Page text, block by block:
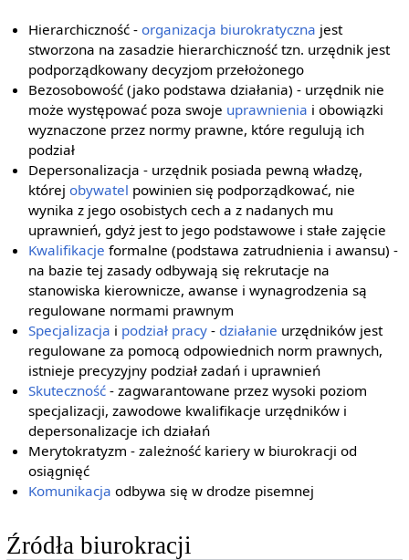
Hierarchiczność -organizacja biurokratyczna jest
stworzona na zasadzie hierarchiczność tzn. urzędnik jest
podporządkowany decyzjom przełożonego
Bezosobowość (jako podstawa działania) - urzędnik nie
może występować poza swoje uprawnienia i obowiązki
wyznaczone przez normy prawne, które regulują ich
podział
Depersonalizacja - urzędnik posiada pewną władzę,
którejobywatel powinien się podporządkować, nie
wynika z jego osobistych cech a z nadanych mu
uprawnień, gdyż jest to jego podstawowe i stałe zajęcie
Kwalifikacje formalne (podstawa zatrudnienia i awansu) -
na bazie tej zasady odbywają się rekrutacje na
stanowiska kierownicze, awanse i wynagrodzenia są
regulowane normami prawnym
Specjalizacja i podział pracy - działanie urzędników jest
regulowane za pomocą odpowiednich norm prawnych,
istnieje precyzyjny podział zadań i uprawnień
Skuteczność - zagwarantowane przez wysoki poziom
specjalizacji, zawodowe kwalifikacje urzędników i
depersonalizacje ich działań
Merytokratyzm - zależność kariery w biurokracji od
osiągnięć
Komunikacja odbywa się w drodze pisemnej
Źródła biurokracji